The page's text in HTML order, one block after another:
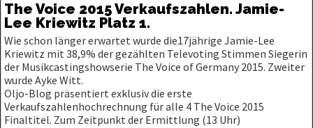
The Voice 2015 Verkaufszahlen. Jamie-
Lee Kriewitz Platz 1.
Wie schon länger erwartet wurde die17jährige Jamie-Lee
Kriewitz mit 38,9% der gezählten Televoting Stimmen Siegerin
der Musikcastingshowserie The Voice of Germany 2015. Zweiter
wurde Ayke Witt.
Oljo-Blog präsentiert exklusiv die erste
Verkaufszahlenhochrechnung für alle 4 The Voice 2015
Finaltitel. Zum Zeitpunkt der Ermittlung (13 Uhr)